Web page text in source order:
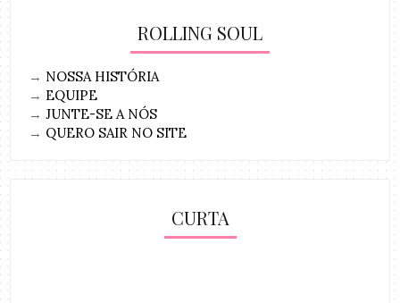
ROLLING SOUL
→ NOSSA HISTÓRIA
→ EQUIPE
→JUNTE-SE A NÓS
→ QUERO SAIR NO SITE
CURTA